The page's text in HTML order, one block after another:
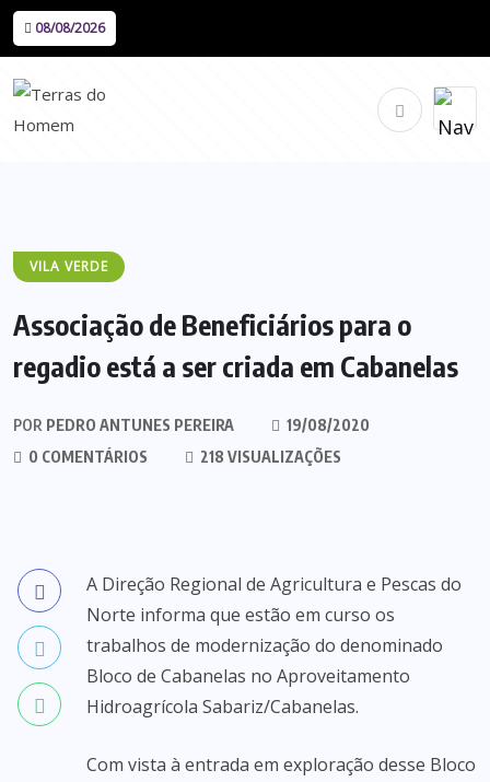
08/08/2026
VILA VERDE
Associação de Beneficiários para o
regadio está a ser criada em Cabanelas
POR PEDRO ANTUNES PEREIRA
19/08/2020
0 COMENTÁRIOS
218 VISUALIZAÇÕES
A Direção Regional de Agricultura e Pescas do
Norte informa que estão em curso os
trabalhos de modernização do denominado
Bloco de Cabanelas no Aproveitamento
Hidroagrícola Sabariz/Cabanelas.
Com vista à entrada em exploração desse Bloco